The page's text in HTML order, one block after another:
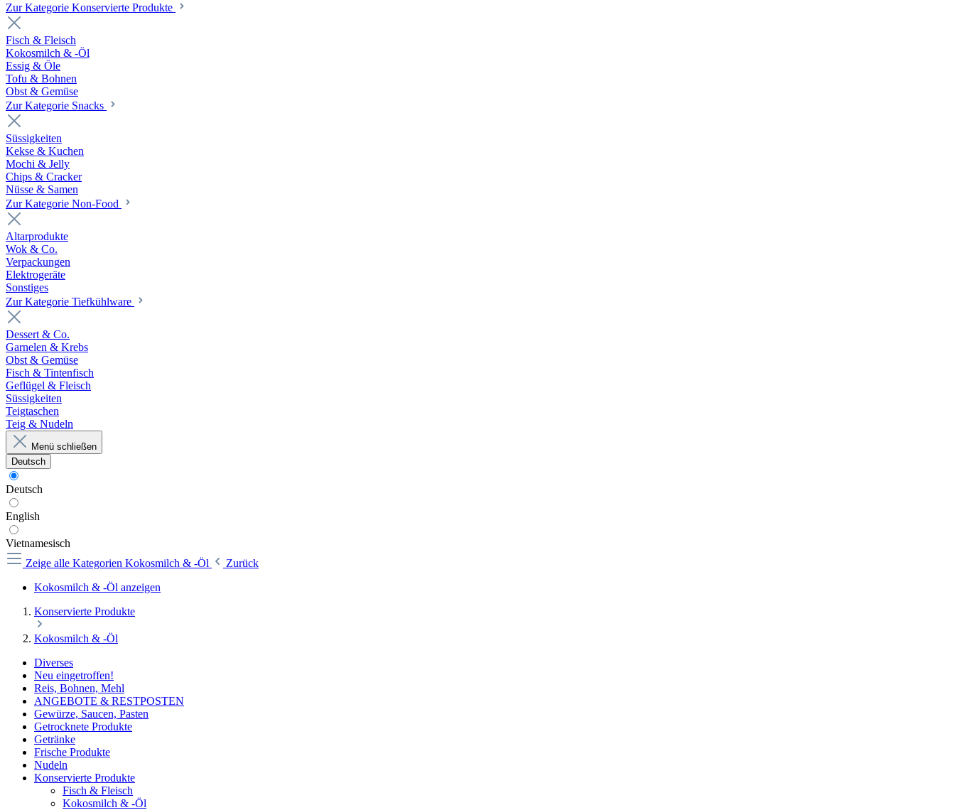
Zur Kategorie Konservierte Produkte
Fisch & Fleisch
Kokosmilch & -Öl
Essig & Öle
Tofu & Bohnen
Obst & Gemüse
Zur Kategorie Snacks
Süssigkeiten
Kekse & Kuchen
Mochi & Jelly
Chips & Cracker
Nüsse & Samen
Zur Kategorie Non-Food
Altarprodukte
Wok & Co.
Verpackungen
Elektrogeräte
Sonstiges
Zur Kategorie Tiefkühlware
Dessert & Co.
Garnelen & Krebs
Obst & Gemüse
Fisch & Tintenfisch
Geflügel & Fleisch
Süssigkeiten
Teigtaschen
Teig & Nudeln
Menü schließen
Deutsch
Deutsch
English
Vietnamesisch
Zeige alle Kategorien Kokosmilch & -Öl
Zurück
Kokosmilch & -Öl anzeigen
Konservierte Produkte
Kokosmilch & -Öl
Diverses
Neu eingetroffen!
Reis, Bohnen, Mehl
ANGEBOTE & RESTPOSTEN
Gewürze, Saucen, Pasten
Getrocknete Produkte
Getränke
Frische Produkte
Nudeln
Konservierte Produkte
Fisch & Fleisch
Kokosmilch & -Öl